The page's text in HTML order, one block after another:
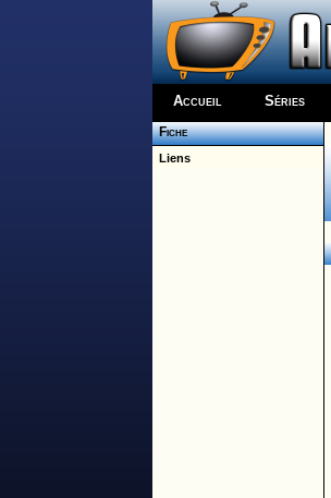
Accueil Séries
Fiche
Liens